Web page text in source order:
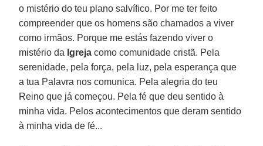
o mistério do teu plano salvífico. Por me ter feito
compreender que os homens são chamados a viver
como irmãos. Porque me estás fazendo viver o
mistério da Igreja como comunidade cristã. Pela
serenidade, pela força, pela luz, pela esperança que
a tua Palavra nos comunica. Pela alegria do teu
Reino que já começou. Pela fé que deu sentido à
minha vida. Pelos acontecimentos que deram sentido
à minha vida de fé...